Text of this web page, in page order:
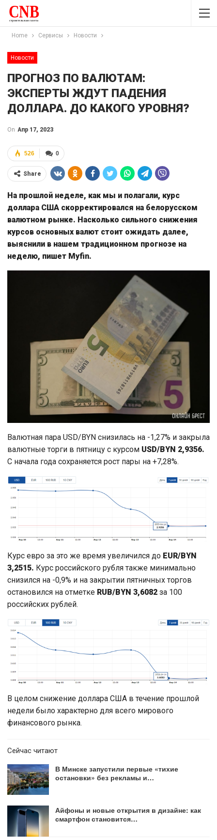
Home Сервисы Новости
Новости
ПРОГНОЗ ПО ВАЛЮТАМ:
ЭКСПЕРТЫ ЖДУТ ПАДЕНИЯ
ДОЛЛАРА. ДО КАКОГО УРОВНЯ?
On Апр 17, 2023
0
526
Share
На прошлой неделе, как мы и полагали, курс
доллара США скорректировался на белорусском
валютном рынке. Насколько сильного снижения
курсов основных валют стоит ожидать далее,
выяснили в нашем традиционном прогнозе на
неделю, пишет Myfin.
Валютная пара USD/BYN снизилась на -1,27% и закрыла
валютные торги в пятницу с курсом USD/BYN 2,9356.
С начала года сохраняется рост пары на +7,28%.
Курс евро за это же время увеличился до EUR/BYN
3,2515. Курс российского рубля также минимально
снизился на -0,9% и на закрытии пятничных торгов
остановился на отметке RUB/BYN 3,6082 за 100
российских рублей.
В целом снижение доллара США в течение прошлой
недели было характерно для всего мирового
финансового рынка.
Сейчас читают
В Минске запустили первые «тихие
остановки» без рекламы и…
Айфоны и новые открытия в дизайне: как
смартфон становится…